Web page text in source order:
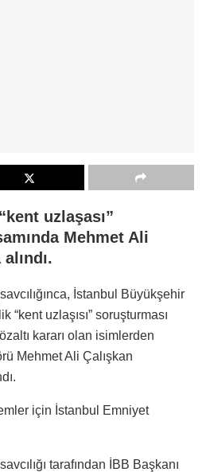
uzlaşası”
Mehmet Ali
İstanbul Büyükşehir
uzlaşısı” soruşturması
kararı olan isimlerden
Mehmet Ali Çalışkan
için İstanbul Emniyet
tarafından İBB Başkanı